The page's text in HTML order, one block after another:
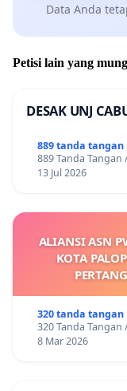
Data Anda
Petisi lain yang
DESAK UNJ
889 tanda tangan
889 Tanda Tangan
13 Jul 2026
ALIANSI ASN
KOTA
320 tanda tangan
320 Tanda Tangan
8 Mar 2026